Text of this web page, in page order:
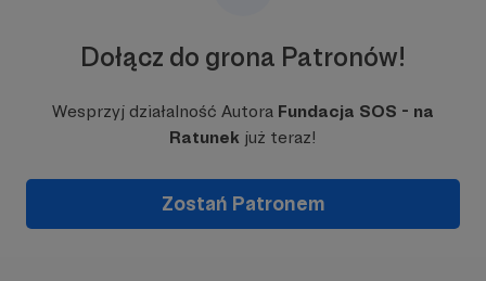
W tym miejscu powinna być zewnętrzna
treść
Dołącz do grona Patronów!
Wesprzyj działalność Autora Fundacja SOS - na
Ratunek już teraz!
Zostań Patronem